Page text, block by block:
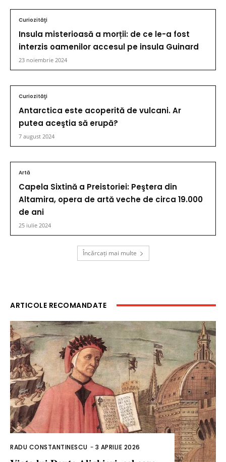
Curiozităţi
Insula misterioasă a morții: de ce le-a fost
interzis oamenilor accesul pe insula Guinard
23 noiembrie 2024
Curiozităţi
Antarctica este acoperită de vulcani. Ar
putea aceştia să erupă?
7 august 2024
Artă
Capela Sixtină a Preistoriei: Peştera din
Altamira, opera de artă veche de circa 19.000
de ani
25 iulie 2024
Încărcați mai multe
ARTICOLE RECOMANDATE
RADU CONSTANTINESCU - 3 APRILIE 2026